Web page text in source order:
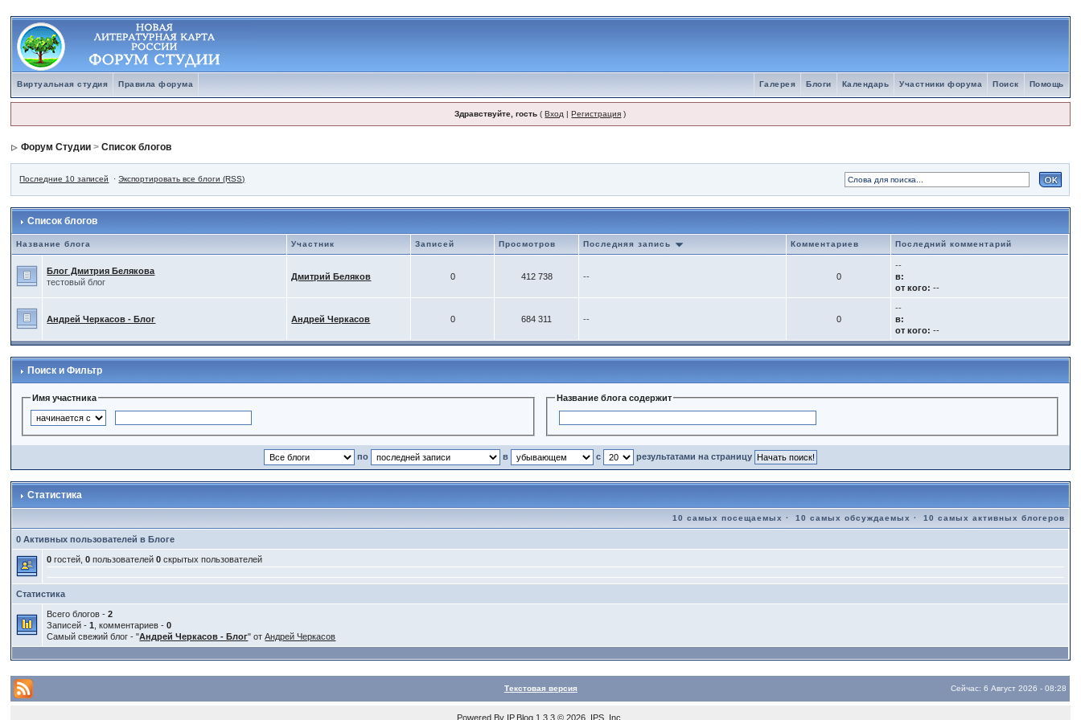
Виртуальная студия Правила форума Помощь
Поиск
Участники форума
Календарь
Блоги
Галерея
Здравствуйте, гость (Вход |Регистрация )
Форум Студии >Список блогов
Последние 10 записей ·Экспортировать все блоги (RSS)
Список блогов
Название блога Участник Записей Просмотров Последняя запись Комментариев Последний комментарий
Блог Дмитрия Белякова
тестовый блог
Дмитрий Беляков 0 412 738 -- 0
--
в:
от кого: --
Андрей Черкасов - Блог Андрей Черкасов 0 684 311 -- 0
--
в:
от кого: --
Поиск и Фильтр
Имя участника Название блога содержит
по в с результатами на страницу
Статистика
10 самых посещаемых · 10 самых обсуждаемых · 10 самых активных блогеров
0 Активных пользователей в Блоге
0 гостей,0 пользователей0 скрытых пользователей
Статистика
Всего блогов -2
Записей -1 , комментариев -0
Самый свежий блог - "Андрей Черкасов - Блог" отАндрей Черкасов
Текстовая версия Сейчас: 6 Август 2026 - 08:28
Powered By IP.Blog 1.3.3 © 2026 IPS, Inc.